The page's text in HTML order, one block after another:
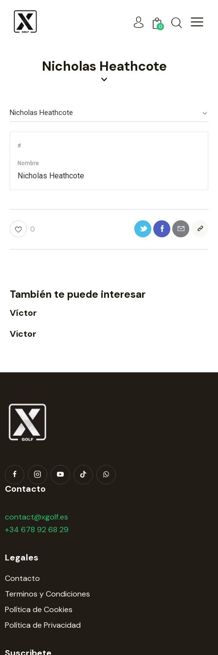
0
Nicholas Heathcote
#
Nombre
Nicholas Heathcote
0
También te puede interesar
Víctor
Victor
Contacto
contact@xgolf.es
+34 678 92 68 29
Legales
Contacto
Terminos y Condiciones
Política de Cookies
Política de Privacidad